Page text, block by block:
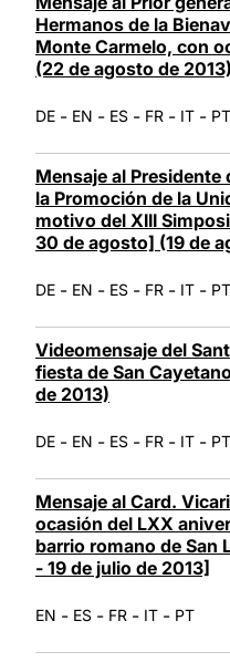
Hermanos de la
Monte Carmelo, con
(22 de agosto de 2013)
DE - EN - ES - FR - IT - PT
Mensaje al
la Promoción de la
motivo del XIII
30 de agosto] (19 de
DE - EN - ES - FR - IT - PT
Videomensaje del
fiesta de San
de 2013)
DE - EN - ES - FR - IT - PT
Mensaje al Card.
ocasión del LXX
barrio romano de San
- 19 de julio de 2013]
EN - ES - FR - IT - PT